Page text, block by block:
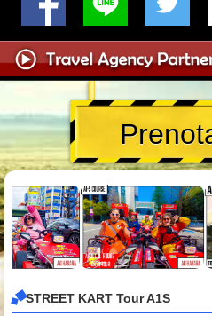
STREET KART Tour A1S